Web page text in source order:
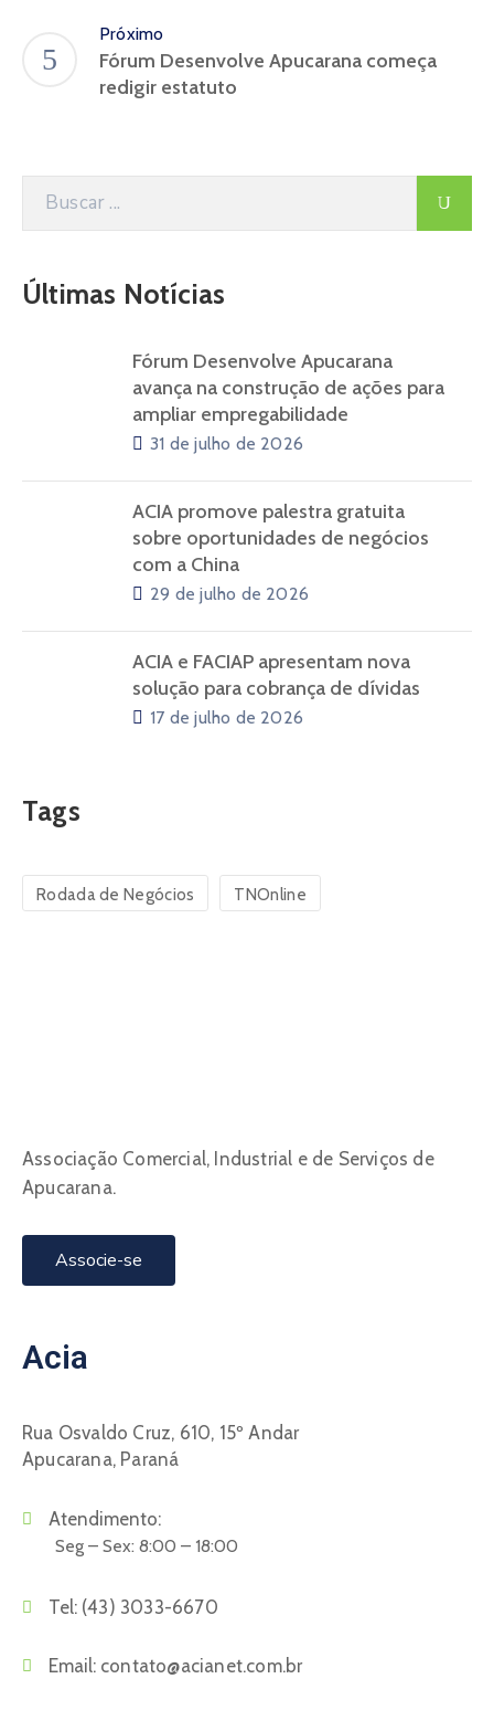
Próximo
Fórum Desenvolve Apucarana começa
redigir estatuto
Últimas Notícias
Fórum Desenvolve Apucarana
avança na construção de ações para
ampliar empregabilidade
31 de julho de 2026
ACIA promove palestra gratuita
sobre oportunidades de negócios
com a China
29 de julho de 2026
ACIA e FACIAP apresentam nova
solução para cobrança de dívidas
17 de julho de 2026
Tags
Rodada de Negócios TNOnline
Associação Comercial, Industrial e de Serviços de
Apucarana.
Associe-se
Acia
Rua Osvaldo Cruz, 610, 15º Andar
Apucarana, Paraná
Atendimento:
Seg – Sex: 8:00 – 18:00
Tel: (43) 3033-6670
Email: contato@acianet.com.br